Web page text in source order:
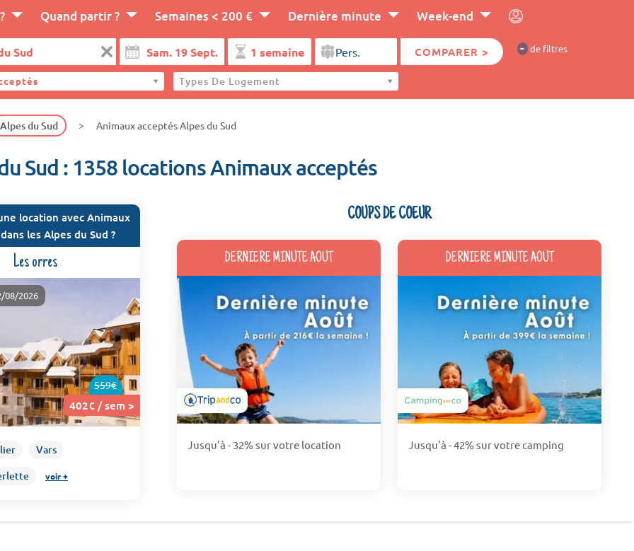
Quand partir ? Semaines < 200 € Dernière minute Week-end
COMPARER > - de filtres
Types De Logement
Alpes du Sud Animaux acceptés Alpes du Sud
Sud : 1358 locations Animaux acceptés
location avec Animaux
les Alpes du Sud ?
Les orres
559€
402€ / sem >
08/2026
Vars
voir +
COUPS DE COEUR
DERNIERE MINUTE AOUT
Jusqu'à - 32% sur votre location
DERNIERE MINUTE AOUT
Jusqu'à - 42% sur votre camping